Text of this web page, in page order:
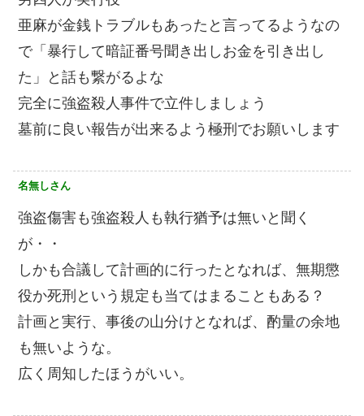
亜麻が金銭トラブルもあったと言ってるようなの
で「暴行して暗証番号聞き出しお金を引き出し
た」と話も繋がるよな
完全に強盗殺人事件で立件しましょう
墓前に良い報告が出来るよう極刑でお願いします
名無しさん
強盗傷害も強盗殺人も執行猶予は無いと聞く
が・・
しかも合議して計画的に行ったとなれば、無期懲
役か死刑という規定も当てはまることもある？
計画と実行、事後の山分けとなれば、酌量の余地
も無いような。
広く周知したほうがいい。